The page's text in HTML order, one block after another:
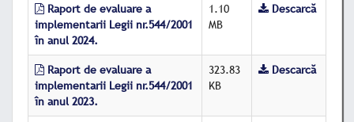
Raport de evaluare a
implementarii Legii nr.544/2001
în anul 2024.
1.10
MB
Descarcă
Raport de evaluare a
implementarii Legii nr.544/2001
în anul 2023.
323.83
KB
Descarcă